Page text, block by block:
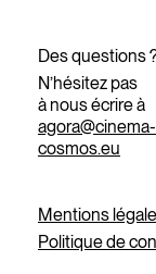
Des questions
N’hésitez pas
à nous écrire à
agora@cinema-
cosmos.eu
Mentions
Politique de